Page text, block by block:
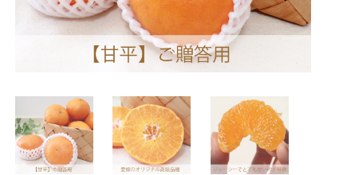
お買い物を続ける カートへ進む